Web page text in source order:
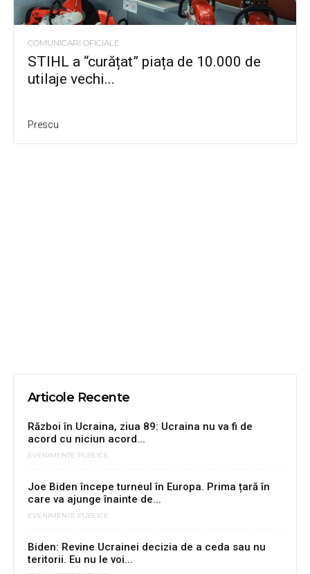
COMUNICARI OFICIALE
STIHL a “curățat” piața de 10.000 de
utilaje vechi...
Prescu
Articole Recente
Război în Ucraina, ziua 89: Ucraina nu va fi de
acord cu niciun acord...
EVENIMENTE PUBLICE
Joe Biden începe turneul în Europa. Prima țară în
care va ajunge înainte de...
EVENIMENTE PUBLICE
Biden: Revine Ucrainei decizia de a ceda sau nu
teritorii. Eu nu le voi...